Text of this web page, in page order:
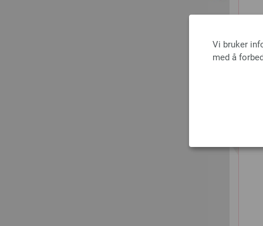
Vi bruker
med å